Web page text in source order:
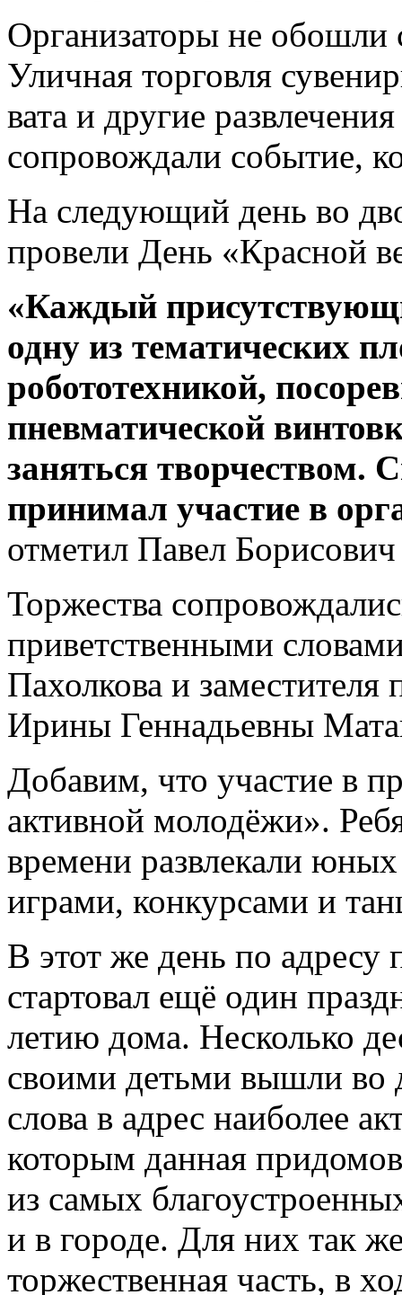
Организаторы не обошли
Уличная торговля
вата и другие
сопровождали событие,
На следующий день во
провели День «Красной
«Каждый
одну из тематических
робототехникой,
пневматической
заняться творчеством.
принимал участие в
отметил Павел
Торжества
приветственными
Пахолкова и заместителя
Ирины Геннадьевны
Добавим, что участие в
активной молодёжи».
времени развлекали
играми, конкурсами и
В этот же день по
стартовал ещё один
летию дома. Несколько
своими детьми вышли во
слова в адрес наиболее
которым данная
из самых
и в городе. Для них так
торжественная часть, в